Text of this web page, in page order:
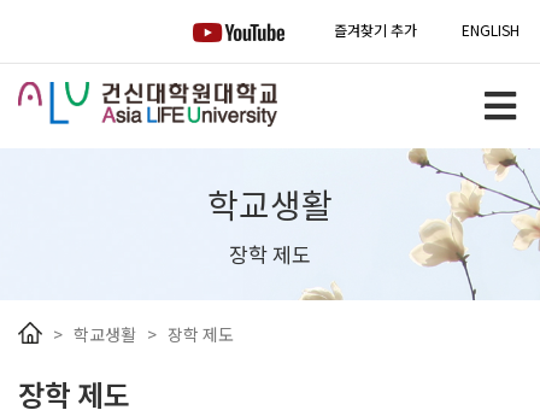
즐겨찾기 추가 ENGLISH
학교생활
장학 제도
> 학교생활 > 장학 제도
장학 제도